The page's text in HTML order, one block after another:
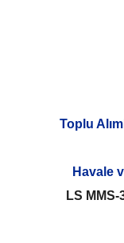
Toplu
Havale
LS